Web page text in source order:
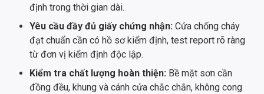
định trong thời gian dài.
Yêu cầu đầy đủ giấy chứng nhận: Cửa chống cháy
đạt chuẩn cần có hồ sơ kiểm định, test report rõ ràng
từ đơn vị kiểm định độc lập.
Kiểm tra chất lượng hoàn thiện: Bề mặt sơn cần
đồng đều, khung và cánh cửa chắc chắn, không cong